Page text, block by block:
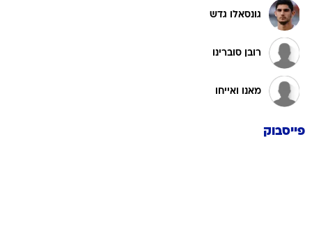
גונסאלו גדש
רובן סוברינו
מאנו ואייחו
פייסבוק